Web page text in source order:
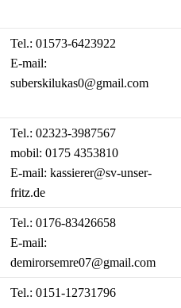
Tel.: 01573-6423922
E-mail:
suberskilukas0@gmail.com
Tel.: 02323-3987567
mobil: 0175 4353810
E-mail: kassierer@sv-unser-
fritz.de
Tel.: 0176-83426658
E-mail:
demirorsemre07@gmail.com
Tel.: 0151-12731796